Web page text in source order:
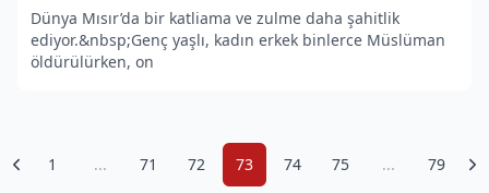
Dünya Mısır’da bir katliama ve zulme daha şahitlik
ediyor.&nbsp;Genç yaşlı, kadın erkek binlerce Müslüman
öldürülürken, on
1 ... 71 72 73 74 75 ... 79